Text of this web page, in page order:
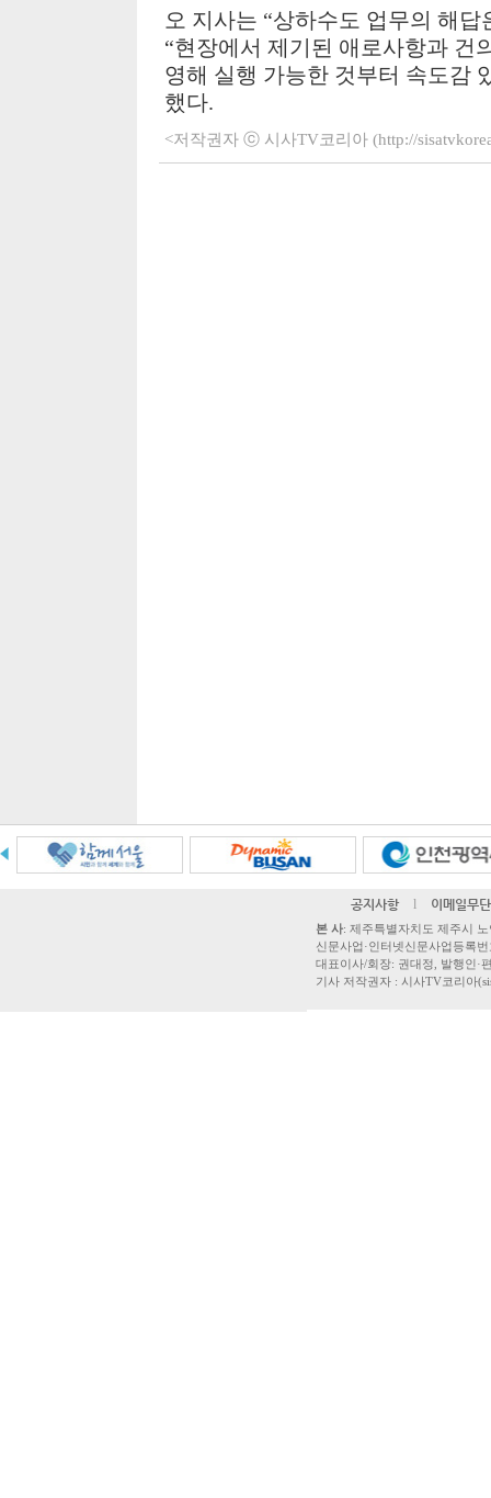
오 지사는 “상하수도 업무의 해답
“현장에서 제기된 애로사항과 건
영해 실행 가능한 것부터 속도감
했다.
<저작권자 ⓒ 시사TV코리아 (http://
공지사항 l 이메일무
본 사: 제주특별자치도 제주시
신문사업·인터넷신문사업등록
대표이사/회장: 권대정, 발행인·
기사 저작권자 : 시사TV코리아